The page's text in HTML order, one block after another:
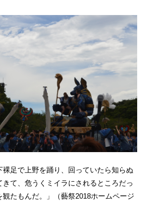
足で上野を踊り、回っていたら知らぬ
て、危うくミイラにされるところだっ
たもんだ。」（藝祭2018ホームページ